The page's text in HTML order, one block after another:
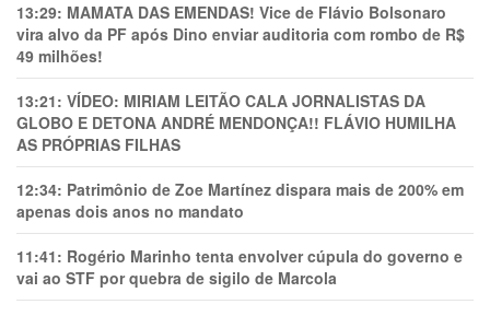
13:29: MAMATA DAS EMENDAS! Vice de Flávio Bolsonaro
vira alvo da PF após Dino enviar auditoria com rombo de R$
49 milhões!
13:21: VÍDEO: MIRIAM LEITÃO CALA JORNALISTAS DA
GLOBO E DETONA ANDRÉ MENDONÇA!! FLÁVIO HUMILHA
AS PRÓPRIAS FILHAS
12:34: Patrimônio de Zoe Martínez dispara mais de 200% em
apenas dois anos no mandato
11:41: Rogério Marinho tenta envolver cúpula do governo e
vai ao STF por quebra de sigilo de Marcola